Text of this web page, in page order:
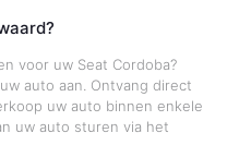
voor uw Seat Cordoba?
auto aan. Ontvang direct
uw auto binnen enkele
uw auto sturen via het